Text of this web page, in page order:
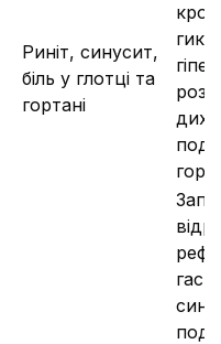
Риніт, синусит,
біль у глотці та
гортані
горлі